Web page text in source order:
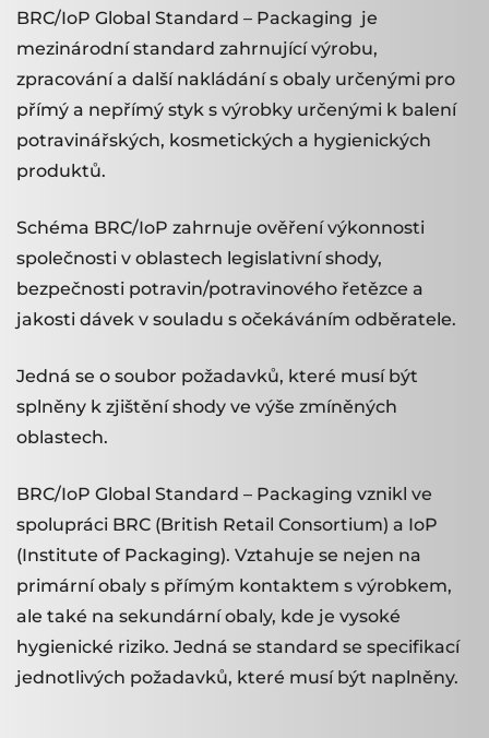
BRC/IoP Global Standard – Packaging je
mezinárodní standard zahrnující výrobu,
zpracování a další nakládání s obaly určenými pro
přímý a nepřímý styk s výrobky určenými k balení
potravinářských, kosmetických a hygienických
produktů.
Schéma BRC/IoP zahrnuje ověření výkonnosti
společnosti v oblastech legislativní shody,
bezpečnosti potravin/potravinového řetězce a
jakosti dávek v souladu s očekáváním odběratele.
Jedná se o soubor požadavků, které musí být
splněny k zjištění shody ve výše zmíněných
oblastech.
BRC/IoP Global Standard – Packaging vznikl ve
spolupráci BRC (British Retail Consortium) a IoP
(Institute of Packaging). Vztahuje se nejen na
primární obaly s přímým kontaktem s výrobkem,
ale také na sekundární obaly, kde je vysoké
hygienické riziko. Jedná se standard se specifikací
jednotlivých požadavků, které musí být naplněny.